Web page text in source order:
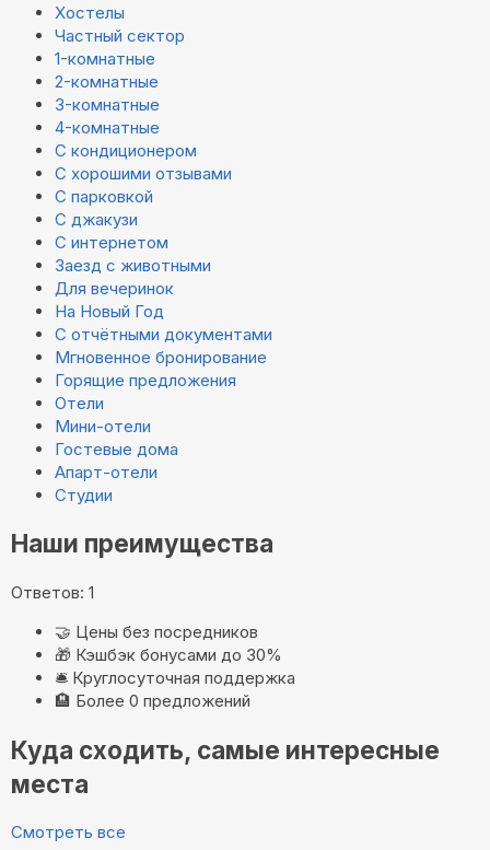
Хостелы
Частный сектор
1-комнатные
2-комнатные
3-комнатные
4-комнатные
С кондиционером
С хорошими отзывами
С парковкой
С джакузи
С интернетом
Заезд с животными
Для вечеринок
На Новый Год
С отчётными документами
Мгновенное бронирование
Горящие предложения
Отели
Мини-отели
Гостевые дома
Апарт-отели
Студии
Наши преимущества
Ответов: 1
🤝 Цены без посредников
🎁 Кэшбэк бонусами до 30%
🛎️ Круглосуточная поддержка
🏨 Более 0 предложений
Куда сходить, самые интересные
места
Смотреть все